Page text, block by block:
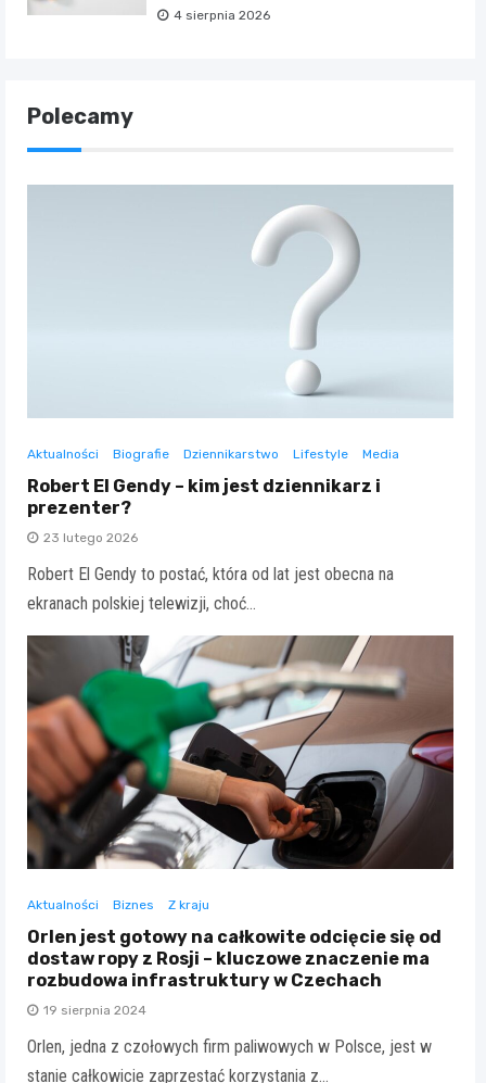
4 sierpnia 2026
Polecamy
Aktualności Biografie Dziennikarstwo Lifestyle Media
Robert El Gendy – kim jest dziennikarz i
prezenter?
23 lutego 2026
Robert El Gendy to postać, która od lat jest obecna na
ekranach polskiej telewizji, choć…
Aktualności Biznes Z kraju
Orlen jest gotowy na całkowite odcięcie się od
dostaw ropy z Rosji – kluczowe znaczenie ma
rozbudowa infrastruktury w Czechach
19 sierpnia 2024
Orlen, jedna z czołowych firm paliwowych w Polsce, jest w
stanie całkowicie zaprzestać korzystania z…